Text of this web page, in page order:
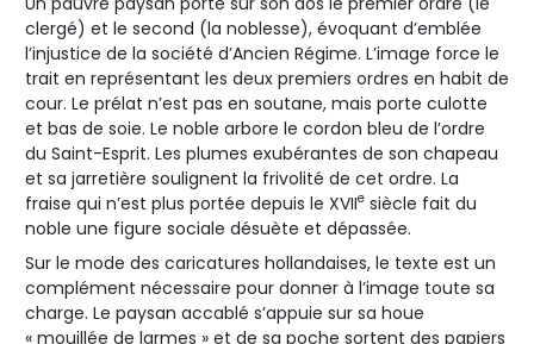
clergé) et le second (la noblesse), évoquant d’emblée
l’injustice de la société d’Ancien Régime. L’image force le
trait en représentant les deux premiers ordres en habit de
cour. Le prélat n’est pas en soutane, mais porte culotte
et bas de soie. Le noble arbore le cordon bleu de l’ordre
du Saint-Esprit. Les plumes exubérantes de son chapeau
et sa jarretière soulignent la frivolité de cet ordre. La
fraise qui n’est plus portée depuis le XVIIe siècle fait du
noble une figure sociale désuète et dépassée.
Sur le mode des caricatures hollandaises, le texte est un
complément nécessaire pour donner à l’image toute sa
charge. Le paysan accablé s’appuie sur sa houe
« mouillée de larmes » et de sa poche sortent des papiers